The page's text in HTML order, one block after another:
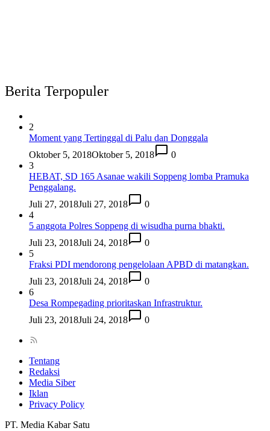
Berita Terpopuler
2
Moment yang Tertinggal di Palu dan Donggala
Oktober 5, 2018Oktober 5, 2018
0
3
HEBAT, SD 165 Asanae wakili Soppeng lomba Pramuka
Penggalang.
Juli 27, 2018Juli 27, 2018
0
4
5 anggota Polres Soppeng di wisudha purna bhakti.
Juli 23, 2018Juli 24, 2018
0
5
Fraksi PDI mendorong pengelolaan APBD di matangkan.
Juli 23, 2018Juli 24, 2018
0
6
Desa Rompegading prioritaskan Infrastruktur.
Juli 23, 2018Juli 24, 2018 0
Tentang
Redaksi
Media Siber
Iklan
Privacy Policy
PT. Media Kabar Satu